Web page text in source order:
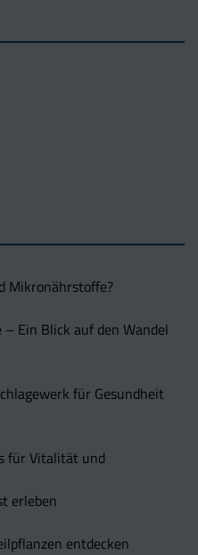
Mikronährstoffe?
Ein Blick auf den Wandel
für Gesundheit
für Vitalität und
erleben
entdecken